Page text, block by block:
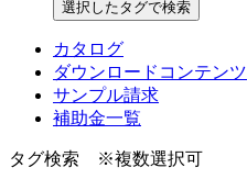
カタログ
ダウンロードコンテンツ
サンプル請求
補助金一覧
タグ検索 ※複数選択可